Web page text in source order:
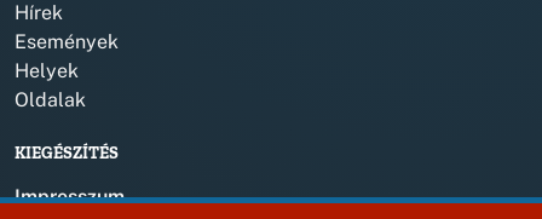
Hírek
Események
Helyek
Oldalak
KIEGÉSZÍTÉS
Impresszum